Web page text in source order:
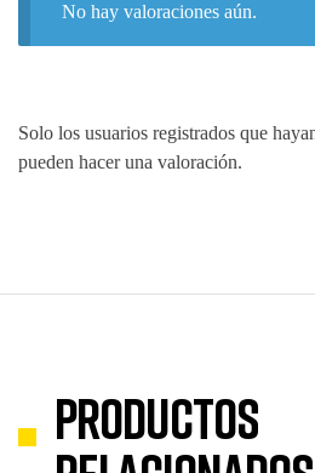
No hay valoraciones aún.
Solo los usuarios registrados que
pueden hacer una valoración.
Productos